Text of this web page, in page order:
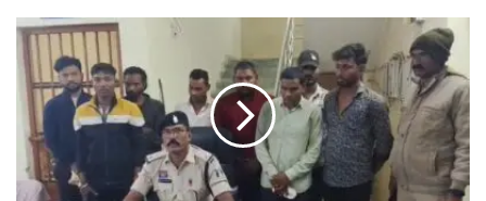
जांजगीर-
चांपा
जिले
पुलिस
पकड़े
बिलासपुर